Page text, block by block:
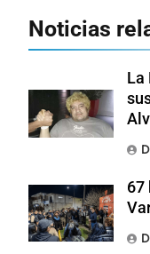
Noticias
La
67